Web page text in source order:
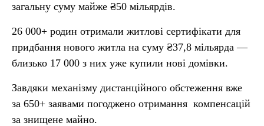
загальну суму майже ₴50 мільярдів.
26 000+ родин отримали житлові сертифікати для
придбання нового житла на суму ₴37,8 мільярда —
близько 17 000 з них уже купили нові домівки.
Завдяки механізму дистанційного обстеження вже
за 650+ заявами погоджено отримання компенсацій
за знищене майно.